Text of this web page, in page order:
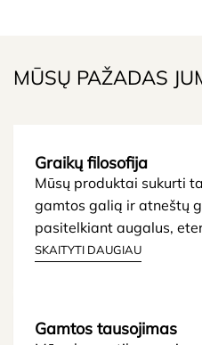
MŪSŲ PAŽADAS
Graikų filosofija
Mūsų produktai sukurti
gamtos galią ir atneštų
pasitelkiant augalus,
SKAITYTI DAUGIAU
Gamtos tausojimas